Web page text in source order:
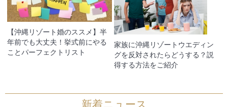
【沖縄リゾート婚のススメ】半
年前でも大丈夫！挙式前にやる
ことパーフェクトリスト
家族に沖縄リゾートウエディン
グを反対されたらどうする？説
得する方法をご紹介